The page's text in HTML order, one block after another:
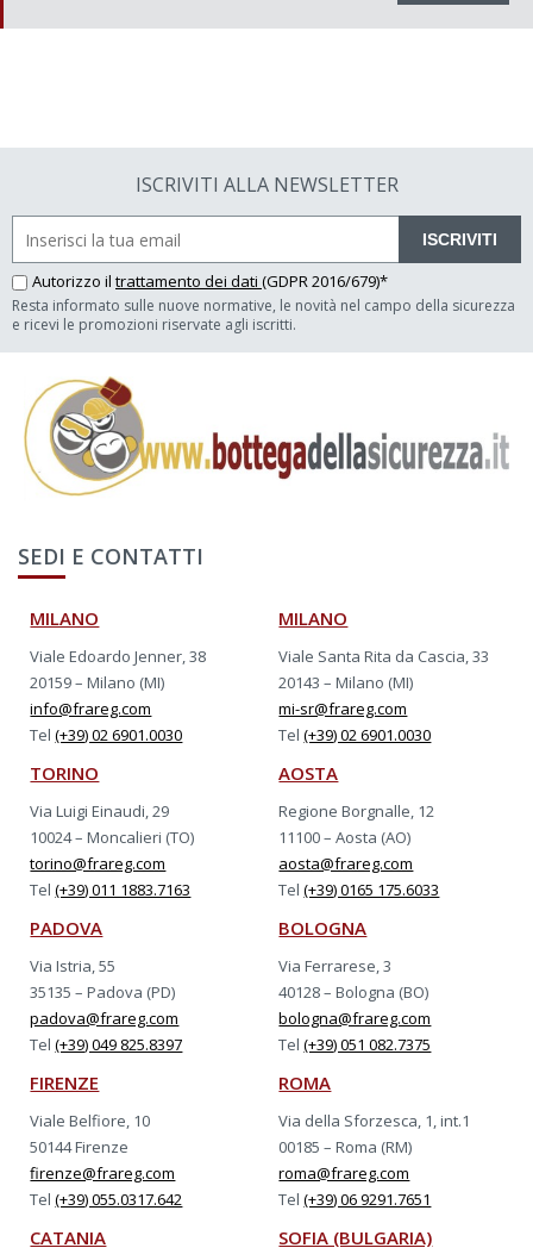
ISCRIVITI ALLA NEWSLETTER
ISCRIVITI
Autorizzo il trattamento dei dati (GDPR 2016/679)*
Resta informato sulle nuove normative, le novità nel campo della sicurezza
e ricevi le promozioni riservate agli iscritti.
SEDI E CONTATTI
MILANO
Viale Edoardo Jenner, 38
20159 – Milano (MI)
info@frareg.com
Tel(+39) 02 6901.0030
MILANO
Viale Santa Rita da Cascia, 33
20143 – Milano (MI)
mi-sr@frareg.com
Tel(+39) 02 6901.0030
TORINO
Via Luigi Einaudi, 29
10024 – Moncalieri (TO)
torino@frareg.com
Tel(+39) 011 1883.7163
AOSTA
Regione Borgnalle, 12
11100 – Aosta (AO)
aosta@frareg.com
Tel(+39) 0165 175.6033
PADOVA
Via Istria, 55
35135 – Padova (PD)
padova@frareg.com
Tel(+39) 049 825.8397
BOLOGNA
Via Ferrarese, 3
40128 – Bologna (BO)
bologna@frareg.com
Tel(+39) 051 082.7375
FIRENZE
Viale Belfiore, 10
50144 Firenze
firenze@frareg.com
Tel(+39) 055.0317.642
ROMA
Via della Sforzesca, 1, int.1
00185 – Roma (RM)
roma@frareg.com
Tel(+39) 06 9291.7651
CATANIA SOFIA (BULGARIA)